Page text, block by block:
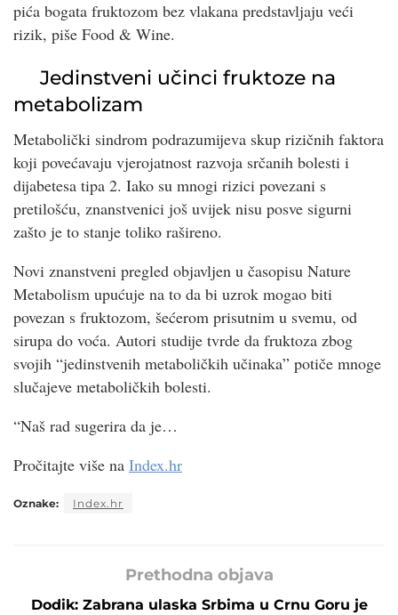
pića bogata fruktozom bez vlakana predstavljaju veći
rizik, piše Food & Wine.
Jedinstveni učinci fruktoze na
metabolizam
Metabolički sindrom podrazumijeva skup rizičnih faktora
koji povećavaju vjerojatnost razvoja srčanih bolesti i
dijabetesa tipa 2. Iako su mnogi rizici povezani s
pretilošću, znanstvenici još uvijek nisu posve sigurni
zašto je to stanje toliko rašireno.
Novi znanstveni pregled objavljen u časopisu Nature
Metabolism upućuje na to da bi uzrok mogao biti
povezan s fruktozom, šećerom prisutnim u svemu, od
sirupa do voća. Autori studije tvrde da fruktoza zbog
svojih “jedinstvenih metaboličkih učinaka” potiče mnoge
slučajeve metaboličkih bolesti.
“Naš rad sugerira da je…
Pročitajte više na Index.hr
Oznake: Index.hr
Prethodna objava
Dodik: Zabrana ulaska Srbima u Crnu Goru je